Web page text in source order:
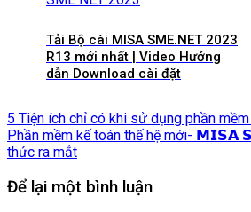
Tải Bộ cài MISA SME.NET 2023
R13 mới nhất | Video Hướng
dẫn Download cài đặt
5 Tiện ích chỉ có khi sử dụng phần
Phần mềm kế toán thế hệ mới-
thức ra mắt
Để lại một bình luận